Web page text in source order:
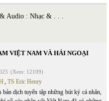
Audio : Nhạc & . . .
VIỆT NAM VÀ HẢI NGOẠI
(Xem: 12109)
, TS Eric Henry
bản dịch tuyển tập những bút ký cá nhân,